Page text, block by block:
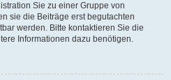
Sie zu einer Gruppe von
sie die Beiträge erst begutachten
werden. Bitte kontaktieren Sie die
Informationen dazu benötigen.